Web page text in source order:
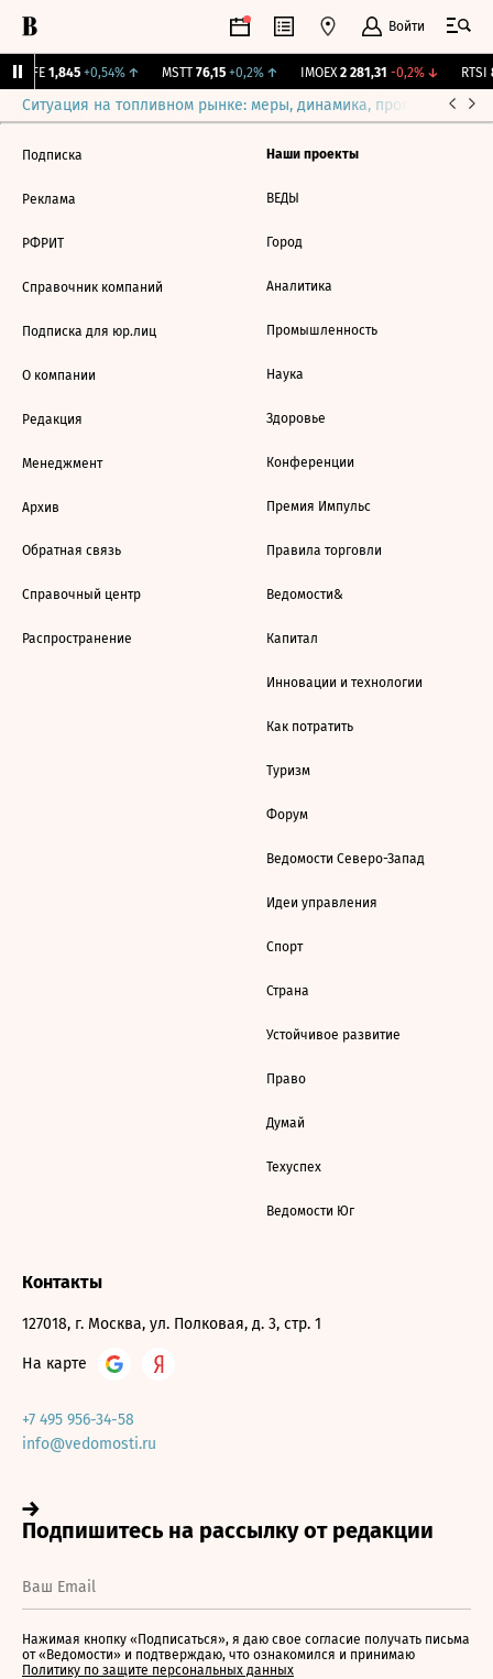
Войти
LIFE 1,845 +0,54%↑ MSTT 76,15 +0,2%↑ IMOEX 2 281,31 -0,2%↓ RTSI
Ситуация на топливном рынке: меры, динамика, прогнозы
Подписка
Реклама
РФРИТ
Справочник компаний
Подписка для юр.лиц
О компании
Редакция
Менеджмент
Архив
Обратная связь
Справочный центр
Распространение
Наши проекты
ВЕДЫ
Город
Аналитика
Промышленность
Наука
Здоровье
Конференции
Премия Импульс
Правила торговли
Ведомости&
Капитал
Инновации и технологии
Как потратить
Туризм
Форум
Ведомости Северо-Запад
Идеи управления
Спорт
Страна
Устойчивое развитие
Право
Думай
Техуспех
Ведомости Юг
Контакты
127018, г. Москва, ул. Полковая, д. 3, стр. 1
На карте
+7 495 956-34-58
info@vedomosti.ru
Нажимая кнопку «Подписаться», я даю свое согласие получать письма
от «Ведомости» и подтверждаю, что ознакомился и принимаю
Политику по защите персональных данных